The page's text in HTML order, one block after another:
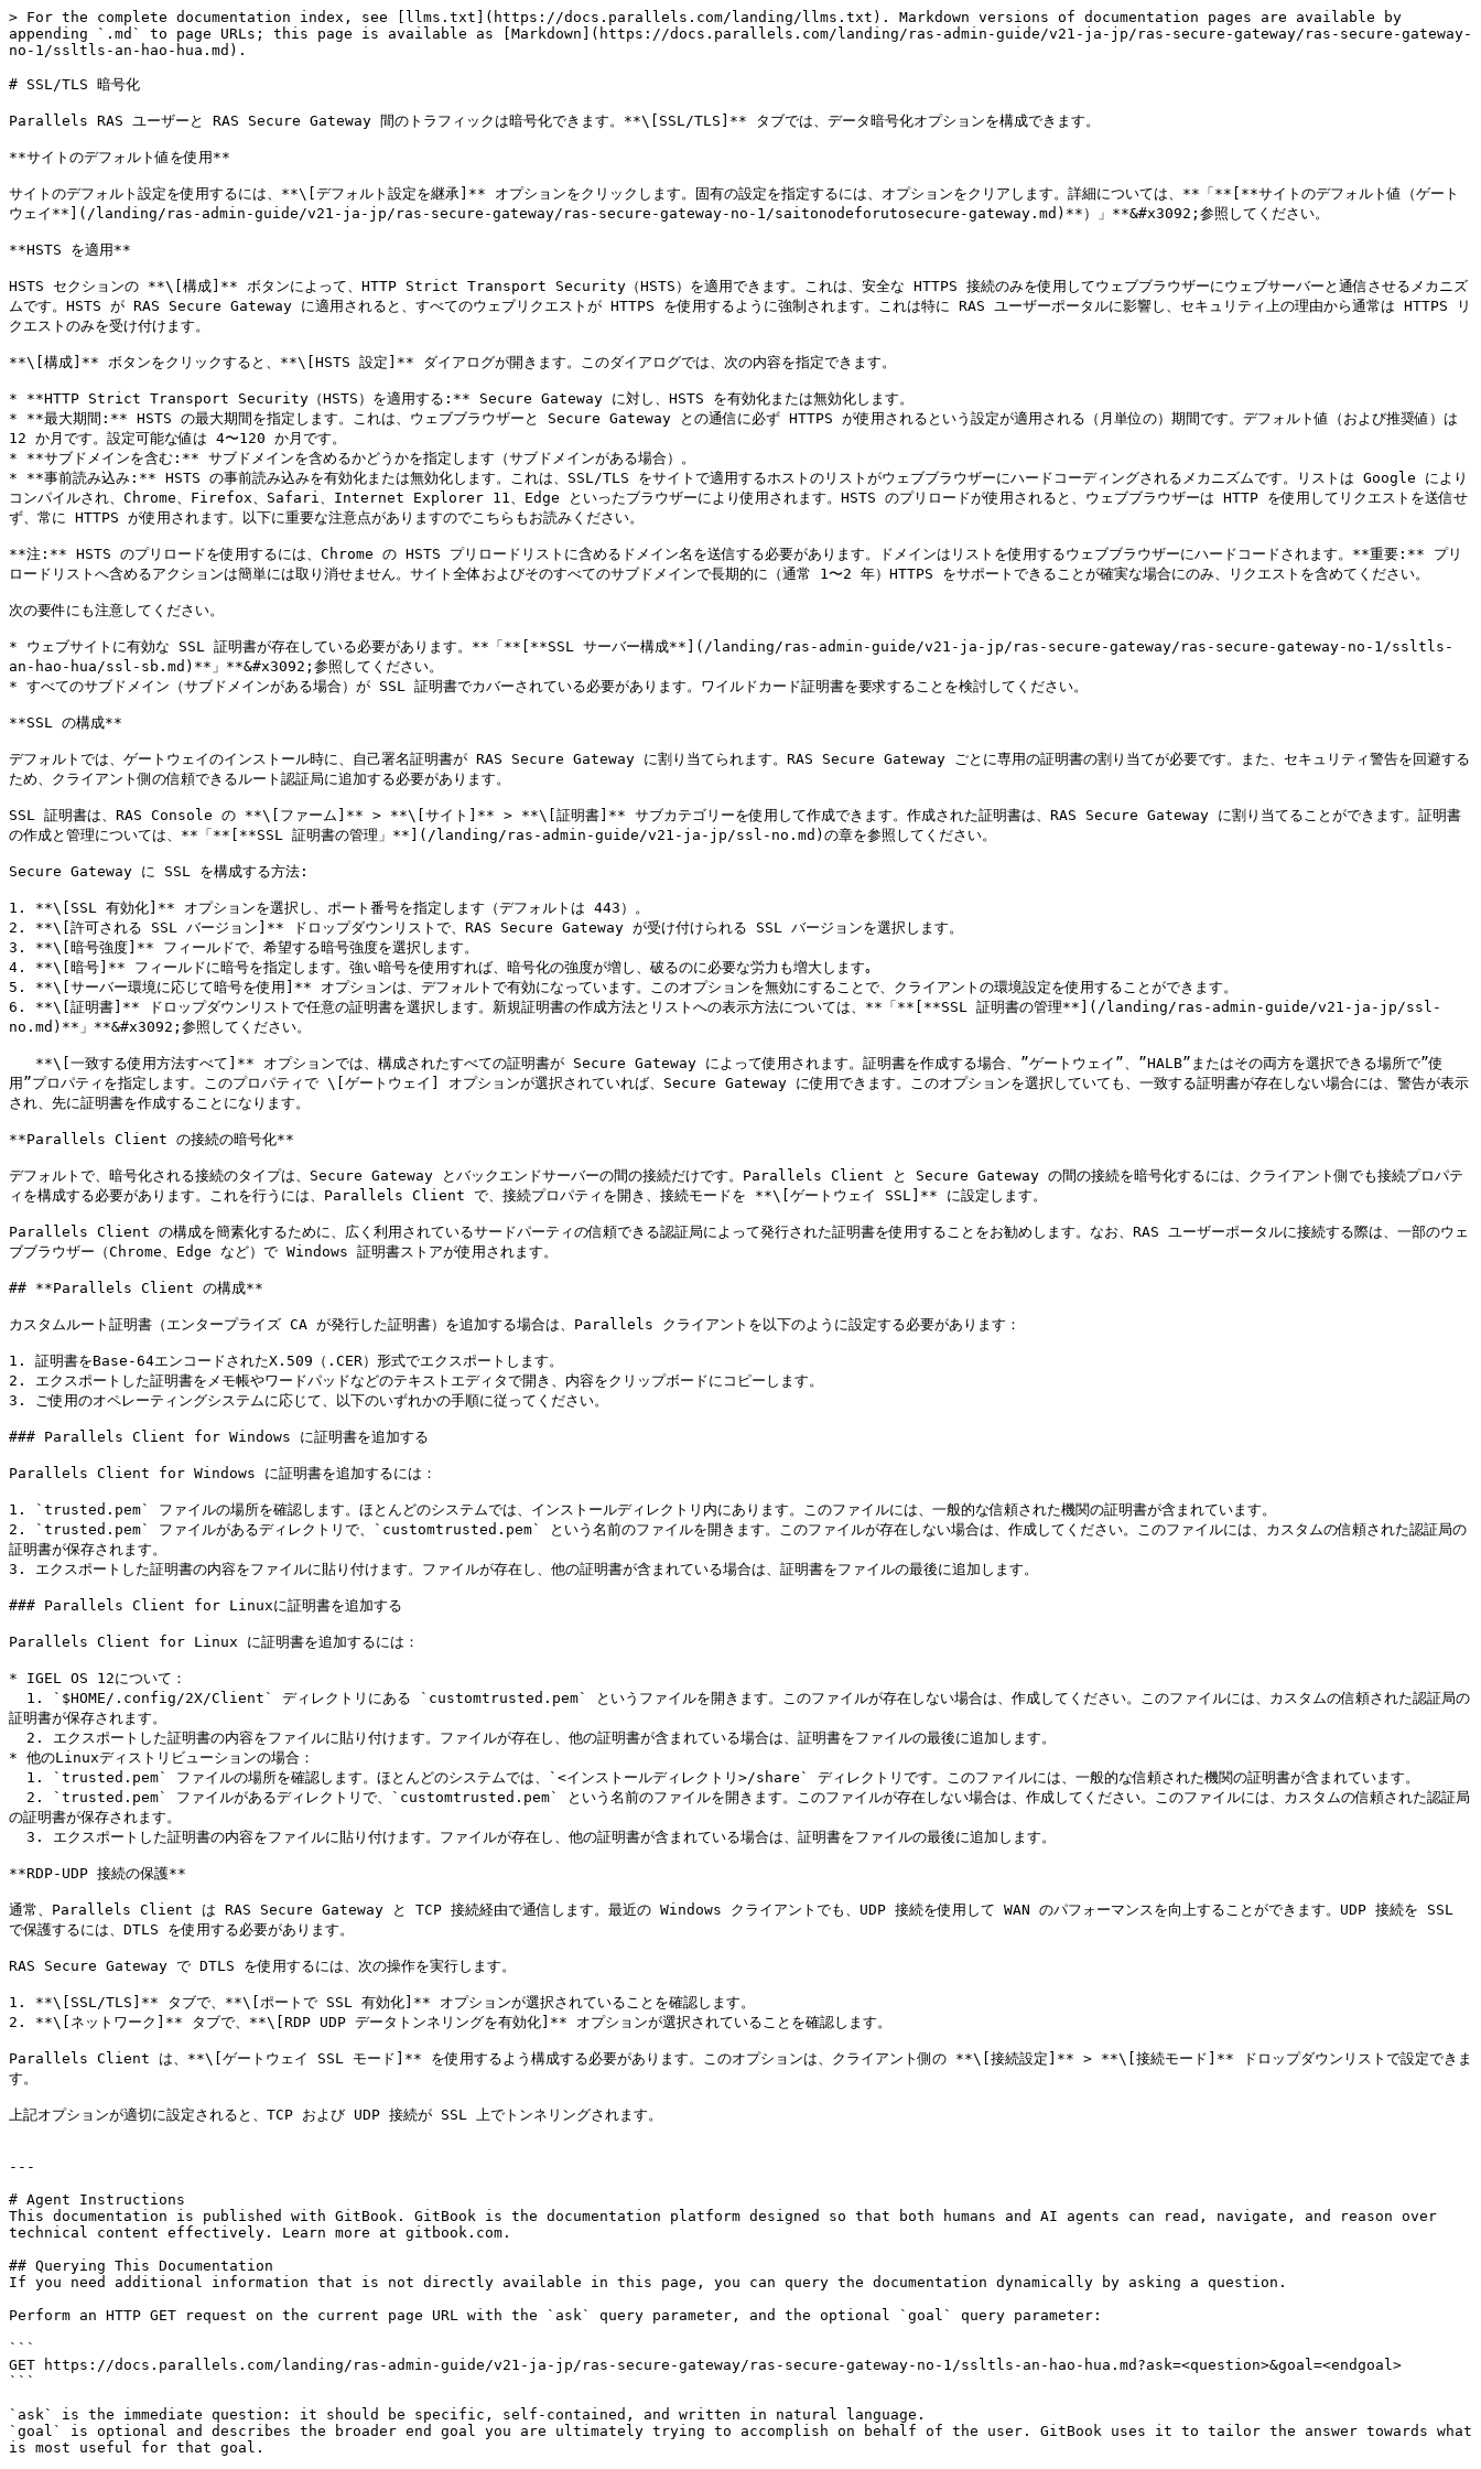
> For the complete documentation index, see [llms.txt](https://docs.parallels.com/landing/llms.txt). Markdown versions of documentation pages are available by
appending `.md` to page URLs; this page is available as [Markdown](https://docs.parallels.com/landing/ras-admin-guide/v21-ja-jp/ras-secure-gateway/ras-secure-gateway-
no-1/ssltls-an-hao-hua.md).
# SSL/TLS 暗号化
Parallels RAS ユーザーと RAS Secure Gateway 間のトラフィックは暗号化できます。**\[SSL/TLS]** タブでは、データ暗号化オプションを構成できます。
**サイトのデフォルト値を使用**
サイトのデフォルト設定を使用するには、**\[デフォルト設定を継承]** オプションをクリックします。固有の設定を指定するには、オプションをクリアします。詳細については、**「**[**サイトのデフォルト値（ゲート
ウェイ**](/landing/ras-admin-guide/v21-ja-jp/ras-secure-gateway/ras-secure-gateway-no-1/saitonodeforutosecure-gateway.md)**）」**&#x3092;参照してください。
**HSTS を適用**
HSTS セクションの **\[構成]** ボタンによって、HTTP Strict Transport Security（HSTS）を適用できます。これは、安全な HTTPS 接続のみを使用してウェブブラウザーにウェブサーバーと通信させるメカニズ
ムです。HSTS が RAS Secure Gateway に適用されると、すべてのウェブリクエストが HTTPS を使用するように強制されます。これは特に RAS ユーザーポータルに影響し、セキュリティ上の理由から通常は HTTPS リ
クエストのみを受け付けます。
**\[構成]** ボタンをクリックすると、**\[HSTS 設定]** ダイアログが開きます。このダイアログでは、次の内容を指定できます。
* **HTTP Strict Transport Security（HSTS）を適用する:** Secure Gateway に対し、HSTS を有効化または無効化します。
* **最大期間:** HSTS の最大期間を指定します。これは、ウェブブラウザーと Secure Gateway との通信に必ず HTTPS が使用されるという設定が適用される（月単位の）期間です。デフォルト値（および推奨値）は
12 か月です。設定可能な値は 4〜120 か月です。
* **サブドメインを含む:** サブドメインを含めるかどうかを指定します（サブドメインがある場合）。
* **事前読み込み:** HSTS の事前読み込みを有効化または無効化します。これは、SSL/TLS をサイトで適用するホストのリストがウェブブラウザーにハードコーディングされるメカニズムです。リストは Google により
コンパイルされ、Chrome、Firefox、Safari、Internet Explorer 11、Edge といったブラウザーにより使用されます。HSTS のプリロードが使用されると、ウェブブラウザーは HTTP を使用してリクエストを送信せ
ず、常に HTTPS が使用されます。以下に重要な注意点がありますのでこちらもお読みください。
**注:** HSTS のプリロードを使用するには、Chrome の HSTS プリロードリストに含めるドメイン名を送信する必要があります。ドメインはリストを使用するウェブブラウザーにハードコードされます。**重要:** プリ
ロードリストへ含めるアクションは簡単には取り消せません。サイト全体およびそのすべてのサブドメインで長期的に（通常 1〜2 年）HTTPS をサポートできることが確実な場合にのみ、リクエストを含めてください。
次の要件にも注意してください。
* ウェブサイトに有効な SSL 証明書が存在している必要があります。**「**[**SSL サーバー構成**](/landing/ras-admin-guide/v21-ja-jp/ras-secure-gateway/ras-secure-gateway-no-1/ssltls-
an-hao-hua/ssl-sb.md)**」**&#x3092;参照してください。
* すべてのサブドメイン（サブドメインがある場合）が SSL 証明書でカバーされている必要があります。ワイルドカード証明書を要求することを検討してください。
**SSL の構成**
デフォルトでは、ゲートウェイのインストール時に、自己署名証明書が RAS Secure Gateway に割り当てられます。RAS Secure Gateway ごとに専用の証明書の割り当てが必要です。また、セキュリティ警告を回避する
ため、クライアント側の信頼できるルート認証局に追加する必要があります。
SSL 証明書は、RAS Console の **\[ファーム]** > **\[サイト]** > **\[証明書]** サブカテゴリーを使用して作成できます。作成された証明書は、RAS Secure Gateway に割り当てることができます。証明書
の作成と管理については、**「**[**SSL 証明書の管理」**](/landing/ras-admin-guide/v21-ja-jp/ssl-no.md)の章を参照してください。
Secure Gateway に SSL を構成する方法:
1. **\[SSL 有効化]** オプションを選択し、ポート番号を指定します（デフォルトは 443）。
2. **\[許可される SSL バージョン]** ドロップダウンリストで、RAS Secure Gateway が受け付けられる SSL バージョンを選択します。
3. **\[暗号強度]** フィールドで、希望する暗号強度を選択します。
4. **\[暗号]** フィールドに暗号を指定します。強い暗号を使用すれば、暗号化の強度が増し、破るのに必要な労力も増大します｡
5. **\[サーバー環境に応じて暗号を使用]** オプションは、デフォルトで有効になっています。このオプションを無効にすることで、クライアントの環境設定を使用することができます。
6. **\[証明書]** ドロップダウンリストで任意の証明書を選択します。新規証明書の作成方法とリストへの表示方法については、**「**[**SSL 証明書の管理**](/landing/ras-admin-guide/v21-ja-jp/ssl-
no.md)**」**&#x3092;参照してください。
用”プロパティを指定します。このプロパティで \[ゲートウェイ] オプションが選択されていれば、Secure Gateway に使用できます。このオプションを選択していても、一致する証明書が存在しない場合には、警告が表示
され、先に証明書を作成することになります。
**Parallels Client の接続の暗号化**
デフォルトで、暗号化される接続のタイプは、Secure Gateway とバックエンドサーバーの間の接続だけです。Parallels Client と Secure Gateway の間の接続を暗号化するには、クライアント側でも接続プロパテ
ィを構成する必要があります。これを行うには、Parallels Client で、接続プロパティを開き、接続モードを **\[ゲートウェイ SSL]** に設定します。
Parallels Client の構成を簡素化するために、広く利用されているサードパーティの信頼できる認証局によって発行された証明書を使用することをお勧めします。なお、RAS ユーザーポータルに接続する際は、一部のウェ
ブブラウザー（Chrome、Edge など）で Windows 証明書ストアが使用されます。
## **Parallels Client の構成**
カスタムルート証明書（エンタープライズ CA が発行した証明書）を追加する場合は、Parallels クライアントを以下のように設定する必要があります：
1. 証明書をBase-64エンコードされたX.509（.CER）形式でエクスポートします。
2. エクスポートした証明書をメモ帳やワードパッドなどのテキストエディタで開き、内容をクリップボードにコピーします。
3. ご使用のオペレーティングシステムに応じて、以下のいずれかの手順に従ってください。
### Parallels Client for Windows に証明書を追加する
Parallels Client for Windows に証明書を追加するには：
1. `trusted.pem` ファイルの場所を確認します。ほとんどのシステムでは、インストールディレクトリ内にあります。このファイルには、一般的な信頼された機関の証明書が含まれています。
2. `trusted.pem` ファイルがあるディレクトリで、`customtrusted.pem` という名前のファイルを開きます。このファイルが存在しない場合は、作成してください。このファイルには、カスタムの信頼された認証局の
証明書が保存されます。
3. エクスポートした証明書の内容をファイルに貼り付けます。ファイルが存在し、他の証明書が含まれている場合は、証明書をファイルの最後に追加します。
### Parallels Client for Linuxに証明書を追加する
Parallels Client for Linux に証明書を追加するには：
* IGEL OS 12について：
証明書が保存されます。
* 他のLinuxディストリビューションの場合：
の証明書が保存されます。
**RDP-UDP 接続の保護**
通常、Parallels Client は RAS Secure Gateway と TCP 接続経由で通信します。最近の Windows クライアントでも、UDP 接続を使用して WAN のパフォーマンスを向上することができます。UDP 接続を SSL
で保護するには、DTLS を使用する必要があります。
RAS Secure Gateway で DTLS を使用するには、次の操作を実行します。
1. **\[SSL/TLS]** タブで、**\[ポートで SSL 有効化]** オプションが選択されていることを確認します。
2. **\[ネットワーク]** タブで、**\[RDP UDP データトンネリングを有効化]** オプションが選択されていることを確認します。
Parallels Client は、**\[ゲートウェイ SSL モード]** を使用するよう構成する必要があります。このオプションは、クライアント側の **\[接続設定]** > **\[接続モード]** ドロップダウンリストで設定できま
す。
上記オプションが適切に設定されると、TCP および UDP 接続が SSL 上でトンネリングされます。
---
# Agent Instructions
This documentation is published with GitBook. GitBook is the documentation platform designed so that both humans and AI agents can read, navigate, and reason over
technical content effectively. Learn more at gitbook.com.
## Querying This Documentation
If you need additional information that is not directly available in this page, you can query the documentation dynamically by asking a question.
Perform an HTTP GET request on the current page URL with the `ask` query parameter, and the optional `goal` query parameter:
```
GET https://docs.parallels.com/landing/ras-admin-guide/v21-ja-jp/ras-secure-gateway/ras-secure-gateway-no-1/ssltls-an-hao-hua.md?ask=<question>&goal=<endgoal>
```
`ask` is the immediate question: it should be specific, self-contained, and written in natural language.
`goal` is optional and describes the broader end goal you are ultimately trying to accomplish on behalf of the user. GitBook uses it to tailor the answer towards what
is most useful for that goal.